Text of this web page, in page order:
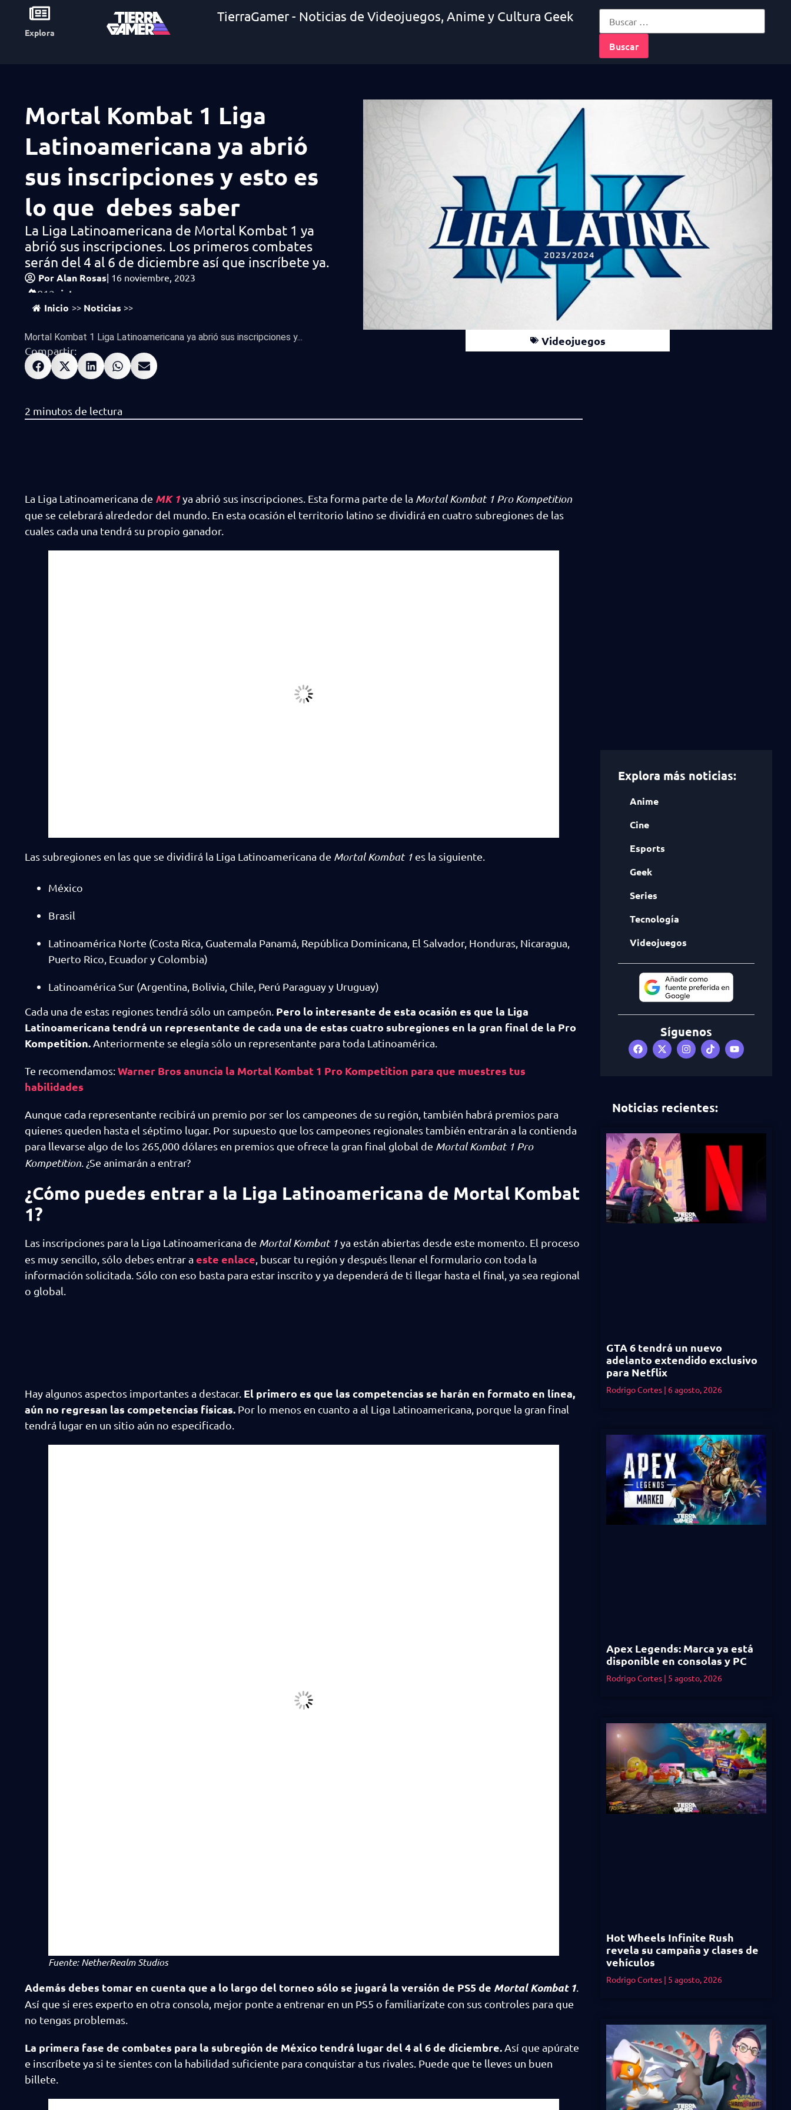
Explora
TierraGamer - Noticias de Videojuegos, Anime y Cultura Geek
Mortal Kombat 1 Liga
Latinoamericana ya abrió
sus inscripciones y esto es
lo que debes saber
La Liga Latinoamericana de Mortal Kombat 1 ya
abrió sus inscripciones. Los primeros combates
serán del 4 al 6 de diciembre así que inscríbete ya.
PorAlan Rosas| 16 noviembre, 2023
812 vistas
Inicio >> Noticias >>
Mortal Kombat 1 Liga Latinoamericana ya abrió sus inscripciones y...
Compartir:
Videojuegos
La Liga Latinoamericana de MK 1ya abrió sus inscripciones. Esta forma parte de la Mortal Kombat 1 Pro Kompetition
que se celebrará alrededor del mundo. En esta ocasión el territorio latino se dividirá en cuatro subregiones de las
cuales cada una tendrá su propio ganador.
Las subregiones en las que se dividirá la Liga Latinoamericana de Mortal Kombat 1 es la siguiente.
México
Brasil
Latinoamérica Norte (Costa Rica, Guatemala Panamá, República Dominicana, El Salvador, Honduras, Nicaragua,
Puerto Rico, Ecuador y Colombia)
Latinoamérica Sur (Argentina, Bolivia, Chile, Perú Paraguay y Uruguay)
Cada una de estas regiones tendrá sólo un campeón. Pero lo interesante de esta ocasión es que la Liga
Latinoamericana tendrá un representante de cada una de estas cuatro subregiones en la gran final de la Pro
Kompetition.Anteriormente se elegía sólo un representante para toda Latinoamérica.
Te recomendamos:Warner Bros anuncia la Mortal Kombat 1 Pro Kompetition para que muestres tus
habilidades
Aunque cada representante recibirá un premio por ser los campeones de su región, también habrá premios para
quienes queden hasta el séptimo lugar. Por supuesto que los campeones regionales también entrarán a la contienda
para llevarse algo de los 265,000 dólares en premios que ofrece la gran final global de Mortal Kombat 1 Pro
Kompetition. ¿Se animarán a entrar?
¿Cómo puedes entrar a la Liga Latinoamericana de Mortal Kombat
1?
Las inscripciones para la Liga Latinoamericana de Mortal Kombat 1ya están abiertas desde este momento. El proceso
es muy sencillo, sólo debes entrar a este enlace, buscar tu región y después llenar el formulario con toda la
información solicitada. Sólo con eso basta para estar inscrito y ya dependerá de ti llegar hasta el final, ya sea regional
o global.
Hay algunos aspectos importantes a destacar. El primero es que las competencias se harán en formato en línea,
aún no regresan las competencias físicas. Por lo menos en cuanto a al Liga Latinoamericana, porque la gran final
tendrá lugar en un sitio aún no especificado.
Fuente: NetherRealm Studios
Además debes tomar en cuenta que a lo largo del torneo sólo se jugará la versión de PS5 de Mortal Kombat 1.
Así que si eres experto en otra consola, mejor ponte a entrenar en un PS5 o familiarízate con sus controles para que
no tengas problemas.
La primera fase de combates para la subregión de México tendrá lugar del 4 al 6 de diciembre.Así que apúrate
e inscríbete ya si te sientes con la habilidad suficiente para conquistar a tus rivales. Puede que te lleves un buen
billete.
Explora más noticias:
Anime
Cine
Esports
Geek
Series
Tecnología
Videojuegos
Síguenos
Noticias recientes:
GTA 6 tendrá un nuevo
adelanto extendido exclusivo
para Netflix
Rodrigo Cortes 6 agosto, 2026
Apex Legends: Marca ya está
disponible en consolas y PC
Rodrigo Cortes 5 agosto, 2026
Hot Wheels Infinite Rush
revela su campaña y clases de
vehículos
Rodrigo Cortes 5 agosto, 2026